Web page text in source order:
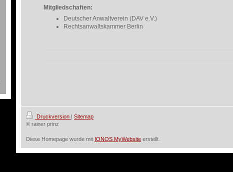
Mitgliedschaften:
Deutscher Anwaltverein (DAV e.V.)
Rechtsanwaltskammer Berlin
Druckversion | Sitemap
© rainer prinz
Diese Homepage wurde mit IONOS MyWebsite erstellt.